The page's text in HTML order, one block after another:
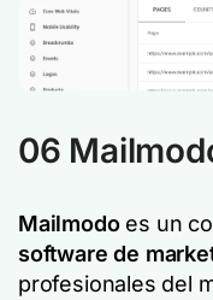
06
Mailmodoes un
software de
profesionales del